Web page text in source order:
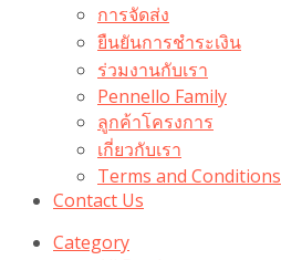
การจัดส่ง
ยืนยันการชำระเงิน
ร่วมงานกับเรา
Pennello Family
ลูกค้าโครงการ
เกี่ยวกับเรา
Terms and Conditions
Contact Us
Category